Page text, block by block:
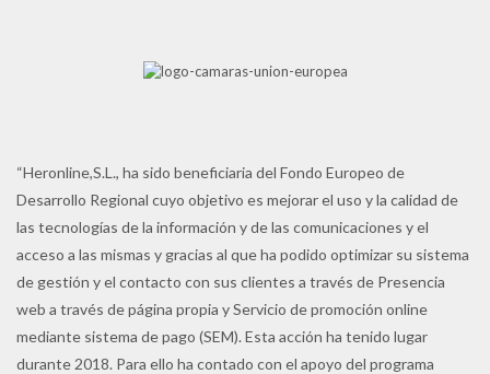
“Heronline,S.L., ha sido beneficiaria del Fondo Europeo de
Desarrollo Regional cuyo objetivo es mejorar el uso y la calidad de
las tecnologías de la información y de las comunicaciones y el
acceso a las mismas y gracias al que ha podido optimizar su sistema
de gestión y el contacto con sus clientes a través de Presencia
web a través de página propia y Servicio de promoción online
mediante sistema de pago (SEM). Esta acción ha tenido lugar
durante 2018. Para ello ha contado con el apoyo del programa